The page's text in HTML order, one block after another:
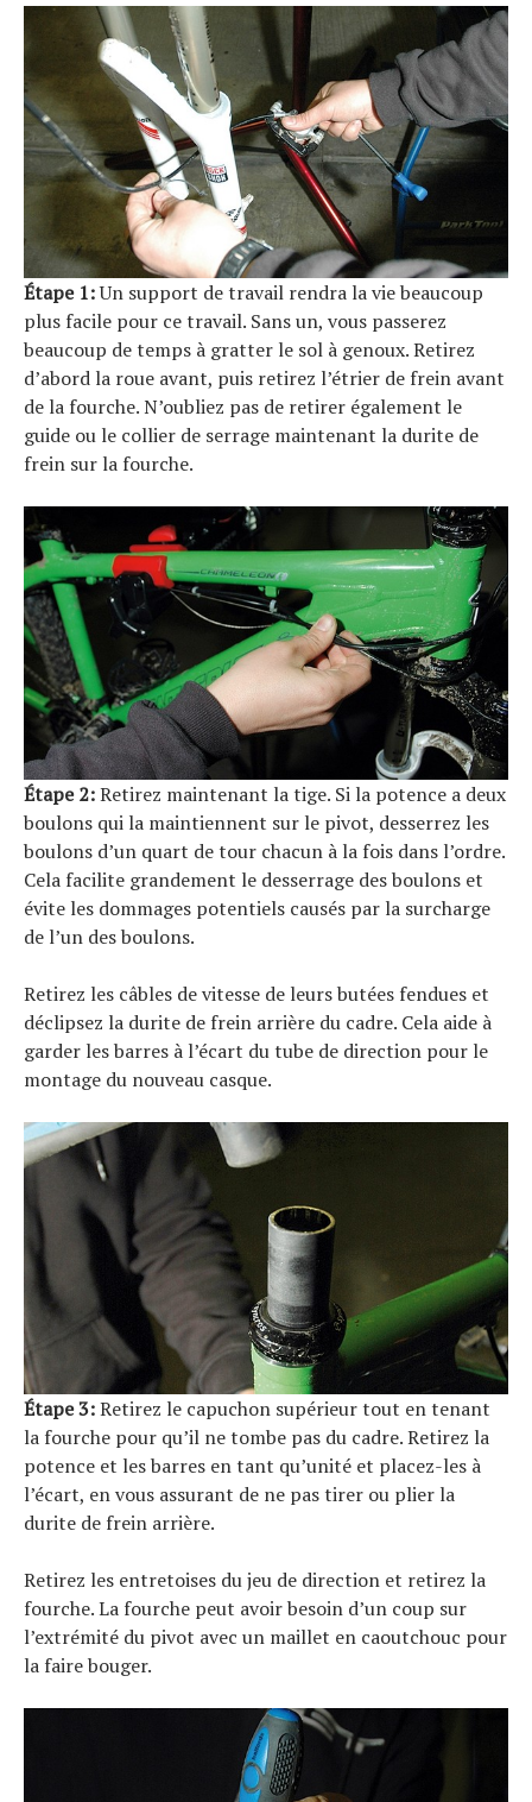
Étape 1:Un support de travail rendra la vie beaucoup
plus facile pour ce travail. Sans un, vous passerez
beaucoup de temps à gratter le sol à genoux. Retirez
d’abord la roue avant, puis retirez l’étrier de frein avant
de la fourche. N’oubliez pas de retirer également le
guide ou le collier de serrage maintenant la durite de
frein sur la fourche.
Étape 2:Retirez maintenant la tige. Si la potence a deux
boulons qui la maintiennent sur le pivot, desserrez les
boulons d’un quart de tour chacun à la fois dans l’ordre.
Cela facilite grandement le desserrage des boulons et
évite les dommages potentiels causés par la surcharge
de l’un des boulons.
Retirez les câbles de vitesse de leurs butées fendues et
déclipsez la durite de frein arrière du cadre. Cela aide à
garder les barres à l’écart du tube de direction pour le
montage du nouveau casque.
Étape 3:Retirez le capuchon supérieur tout en tenant
la fourche pour qu’il ne tombe pas du cadre. Retirez la
potence et les barres en tant qu’unité et placez-les à
l’écart, en vous assurant de ne pas tirer ou plier la
durite de frein arrière.
Retirez les entretoises du jeu de direction et retirez la
fourche. La fourche peut avoir besoin d’un coup sur
l’extrémité du pivot avec un maillet en caoutchouc pour
la faire bouger.